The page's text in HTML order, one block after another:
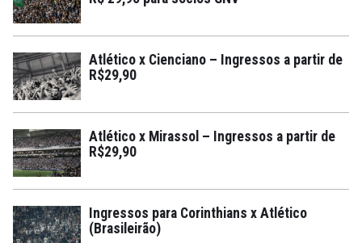
Atlético x Cienciano – Ingressos a partir de
R$29,90
Atlético x Mirassol – Ingressos a partir de
R$29,90
Ingressos para Corinthians x Atlético
(Brasileirão)